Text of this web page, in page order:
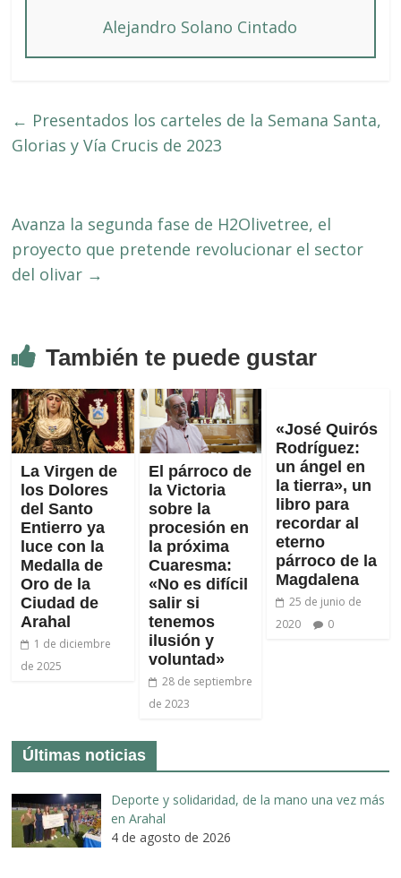
Alejandro Solano Cintado
← Presentados los carteles de la Semana Santa,
Glorias y Vía Crucis de 2023
Avanza la segunda fase de H2Olivetree, el
proyecto que pretende revolucionar el sector
del olivar →
También te puede gustar
La Virgen de
los Dolores
del Santo
Entierro ya
luce con la
Medalla de
Oro de la
Ciudad de
Arahal
1 de diciembre
de 2025
El párroco de
la Victoria
sobre la
procesión en
la próxima
Cuaresma:
«No es difícil
salir si
tenemos
ilusión y
voluntad»
28 de septiembre
de 2023
«José Quirós
Rodríguez:
un ángel en
la tierra», un
libro para
recordar al
eterno
párroco de la
Magdalena
25 de junio de
2020
0
Últimas noticias
Deporte y solidaridad, de la mano una vez más
en Arahal
4 de agosto de 2026